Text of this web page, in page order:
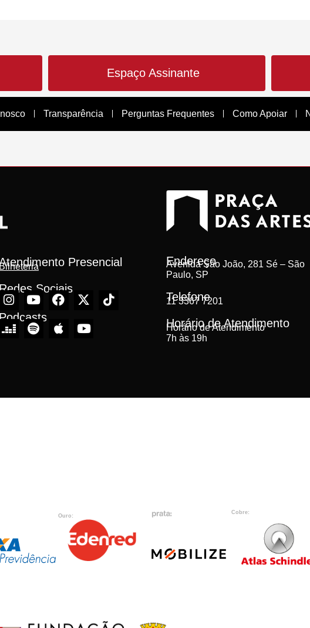
Espaço Assinante
Transparência Perguntas Frequentes Como Apoiar
Presencial
Redes Sociais
Podcasts
Endereço
Avenida São João, 281 Sé – São
Paulo, SP
Telefone
11 3367 7201
Horário de Atendimento
Horário de Atendimento
7h às 19h
Ouro:
Cobre: